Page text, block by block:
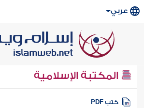
عربي
المكتبة الإسلامية